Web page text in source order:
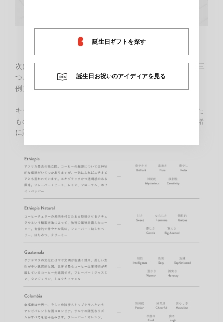
誕生日ギフトを探す
誕生日お祝いのアイディアを見る
次に、25個のキーワードの中から「あの人を表す言葉」を三
つと、そのブレンド比率を選びます。
例）優しさ50%、知性25%、情熱的25%
キーワードは、コーヒーの個性や生産国の文化から選ばれた
もの。コーヒーを通じて、世界中の国を知るきっかけも一緒
に贈れます。それは新しい世界を贈るということ。